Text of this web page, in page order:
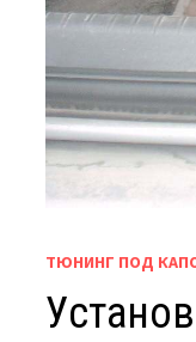
ТЮНИНГ ПОД